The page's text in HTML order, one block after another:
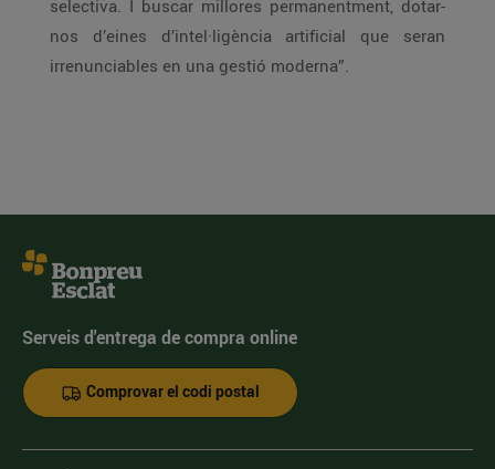
selectiva. I buscar millores permanentment, dotar-
nos d’eines d’intel·ligència artificial que seran
irrenunciables en una gestió moderna”.
Serveis d'entrega de compra online
Comprovar el codi postal